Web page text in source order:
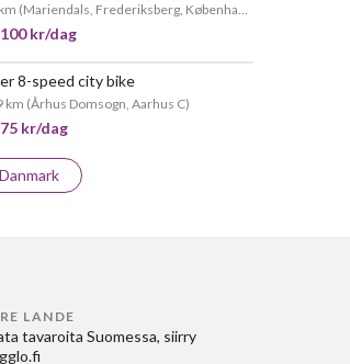
(Mariendals, Frederiksberg, København
kr/dag
8-speed city bike
km (Århus Domsogn, Aarhus C)
kr/dag
LANDE
tavaroita Suomessa, siirry